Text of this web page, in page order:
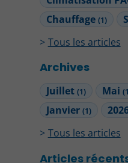
Chauffage (1)
Tous les articles
Archives
Juillet (1) Mai
Janvier (1)
Tous les articles
Articles